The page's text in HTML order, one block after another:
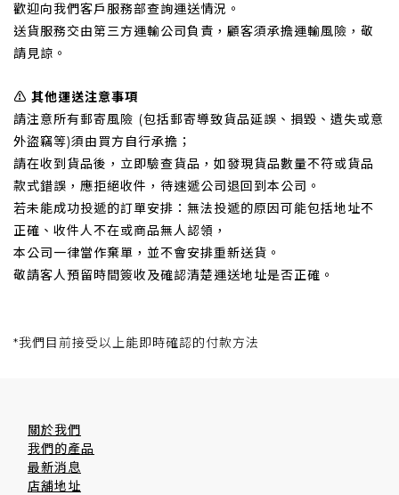
歡迎向我們客戶服務部查詢運送情況。
送貨服務交由第三方運輸公司負責，顧客須承擔運輸風險，敬
請見諒。
⚠️ 其他運送注意事項
請注意所有郵寄風險 (包括郵寄導致貨品延誤、損毀、遺失或意
外盜竊等)須由買方自行承擔；
請在收到貨品後，立即驗查貨品，如發現貨品數量不符或貨品
款式錯誤，應拒絕收件，待速遞公司退回到本公司。
若未能成功投遞的訂單安排：無法投遞的原因可能包括地址不
正確、收件人不在或商品無人認領，
本公司一律當作棄單，並不會安排重新送貨。
敬請客人預留時間簽收及確認清楚運送地址是否正確。
*我們目前接受以上能即時確認的付款方法
關於我們
我們的產品
最新消息
店舖地址